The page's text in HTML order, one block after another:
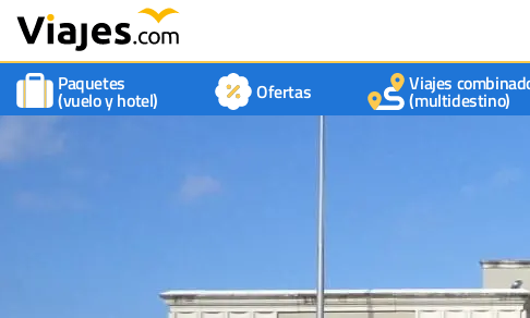
Paquetes
(vuelo y hotel) Ofertas Viajes
(multidestino)